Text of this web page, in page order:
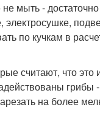
мыть - достаточно
электросушке,
по кучкам в
считают, что это
грибы
на более